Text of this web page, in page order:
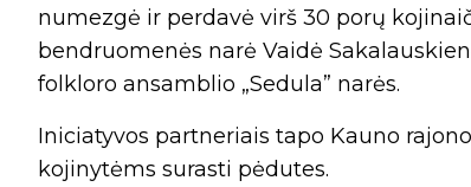
numezgė ir perdavė virš 30 porų
bendruomenės narė Vaidė
folkloro ansamblio „Sedula” narės.
Iniciatyvos partneriais tapo Kauno
kojinytėms surasti pėdutes.